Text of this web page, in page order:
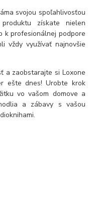
svojou spoľahlivosťou
získate nielen
k profesionálnej podpore
vždy využívať najnovšie
a zaobstarajte si Loxone
ešte dnes! Urobte krok
vo vašom domove a
a zábavy s vašou